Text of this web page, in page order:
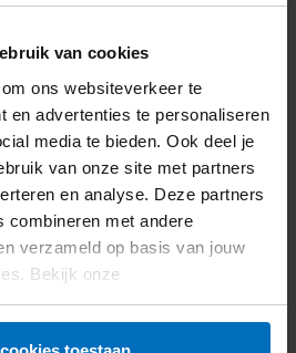
van cookies
ons websiteverkeer te
en advertenties te personaliseren
media te bieden. Ook deel je
van onze site met partners
en analyse. Deze partners
combineren met andere
verzameld op basis van jouw
Bekijk onze
bonen